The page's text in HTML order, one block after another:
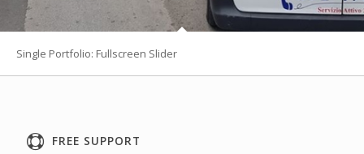
Single Portfolio: Fullscreen Slider
FREE SUPPORT